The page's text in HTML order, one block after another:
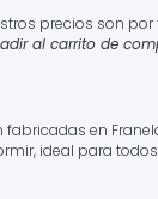
precios son por
al carrito de
en
ideal para